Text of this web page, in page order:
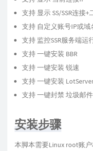
支持 显示 SS/SSR连接+
支持 自定义账号IP或域
支持 监控SSR服务端运
支持 一键安装 BBR
支持 一键安装 锐速
支持 一键安装
支持 一键封禁 垃圾邮件
安装步骤
本脚本需要Linux root账